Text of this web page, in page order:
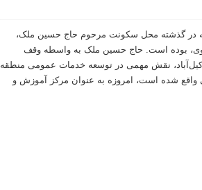
در گذشته محل سکونت مرحوم حاج حسین ملک،
بوده است. حاج حسین ملک به واسطه وقف
وکیل‌آباد، نقش مهمی در توسعه خدمات عمومی منطقه
واقع شده است، امروزه به عنوان مرکز آموزش و